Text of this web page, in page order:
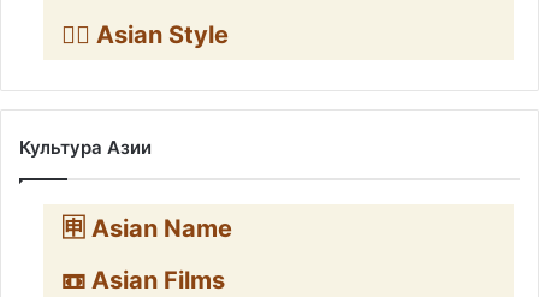
🧛‍♂️ Asian Style
Культура Азии
🈸 Asian Name
📼 Asian Films